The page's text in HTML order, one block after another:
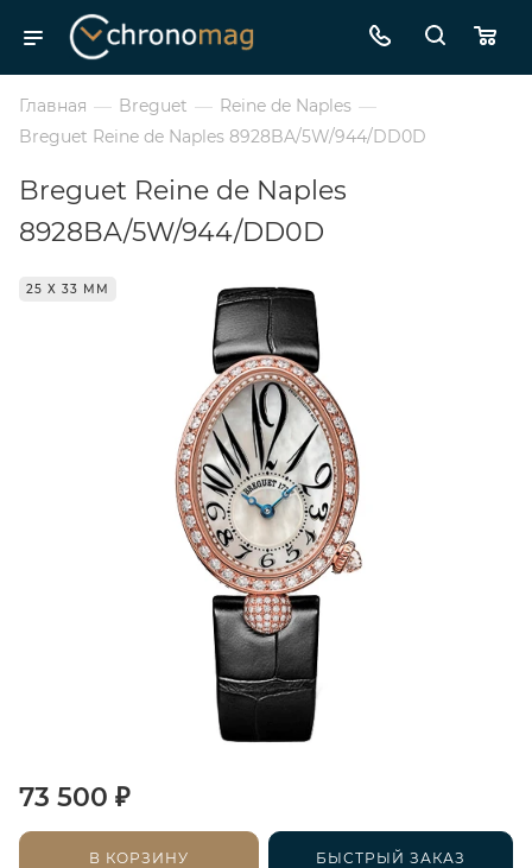
Главная — Breguet — Reine de Naples —
Breguet Reine de Naples 8928BA/5W/944/DD0D
Breguet Reine de Naples
8928BA/5W/944/DD0D
25 Х 33 ММ
73 500 ₽
В КОРЗИНУ БЫСТРЫЙ ЗАКАЗ